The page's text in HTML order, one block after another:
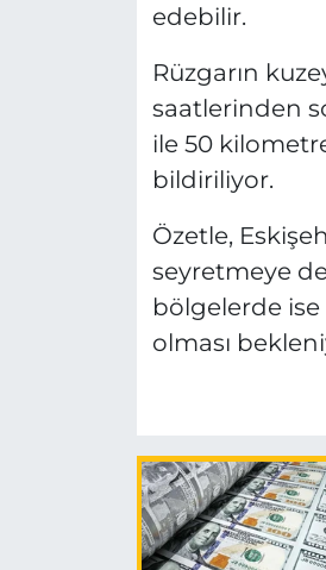
edebilir.
Rüzgarın
saatlerinden
ile 50
bildiriliyor.
Özetle,
seyretmeye
bölgelerde
olması